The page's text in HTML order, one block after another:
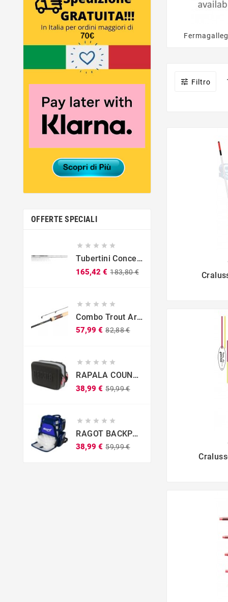
OFFERTE SPECIALI
    
Tubertini Concept X Feeder
165,42 € 183,80 €
    
Combo Trout Area
57,99 € 82,88 €
    
RAPALA COUNTDOWN SLING BAG
38,99 € 59,99 €
    
RAGOT BACKPACK
38,99 € 59,99 €
 Filtro